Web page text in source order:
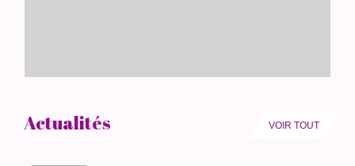
Actualités VOIR TOUT